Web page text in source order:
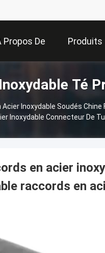
Propos De
Nous
Produits
Té
Inoxydable Soudés
Inoxydable Connecteur De
en acier
raccords en